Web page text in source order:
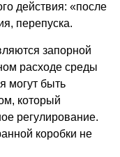
действия: «после
перепуска.
запорной
расходе среды
могут быть
который
регулирование.
коробки не